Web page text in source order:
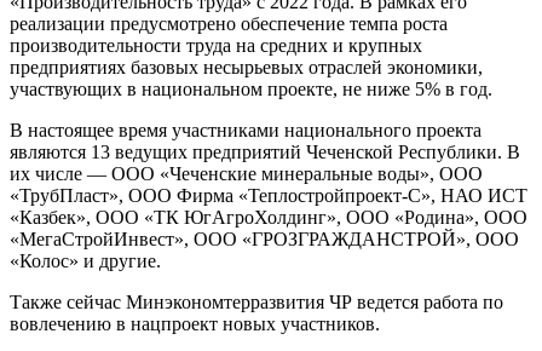
реализации предусмотрено обеспечение темпа роста
производительности труда на средних и крупных
предприятиях базовых несырьевых отраслей экономики,
участвующих в национальном проекте, не ниже 5% в год.
В настоящее время участниками национального проекта
являются 13 ведущих предприятий Чеченской Республики. В
их числе — ООО «Чеченские минеральные воды», ООО
«ТрубПласт», ООО Фирма «Теплостройпроект-С», НАО ИСТ
«Казбек», ООО «ТК ЮгАгроХолдинг», ООО «Родина», ООО
«МегаСтройИнвест», ООО «ГРОЗГРАЖДАНСТРОЙ», ООО
«Колос» и другие.
Также сейчас Минэкономтерразвития ЧР ведется работа по
вовлечению в нацпроект новых участников.